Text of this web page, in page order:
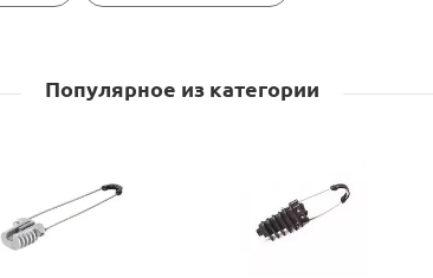
Популярное из категории